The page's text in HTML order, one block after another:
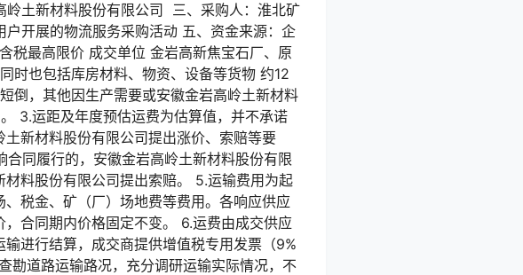
土新材料股份有限公司 三、采购人：淮北矿
开展的物流服务采购活动 五、资金来源：企
税最高限价 成交单位 金岩高新焦宝石厂、原
时也包括库房材料、物资、设备等货物 约12
倒，其他因生产需要或安徽金岩高岭土新材料
3.运距及年度预估运费为估算值，并不承诺
新材料股份有限公司提出涨价、索赔等要
同履行的，安徽金岩高岭土新材料股份有限
料股份有限公司提出索赔。 5.运输费用为起
税金、矿（厂）场地费等费用。各响应供应
合同期内价格固定不变。 6.运费由成交供应
进行结算，成交商提供增值税专用发票（9%
勘道路运输路况，充分调研运输实际情况，不